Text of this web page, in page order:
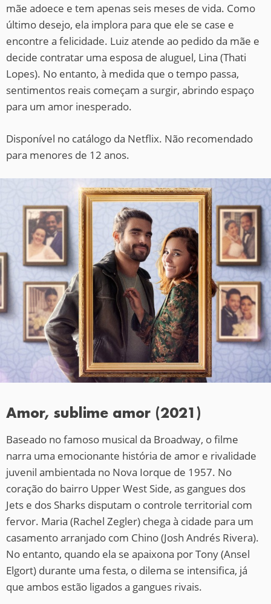
mãe adoece e tem apenas seis meses de vida. Como
último desejo, ela implora para que ele se case e
encontre a felicidade. Luiz atende ao pedido da mãe e
decide contratar uma esposa de aluguel, Lina (Thati
Lopes). No entanto, à medida que o tempo passa,
sentimentos reais começam a surgir, abrindo espaço
para um amor inesperado.
Disponível no catálogo da Netflix. Não recomendado
para menores de 12 anos.
Amor, sublime amor (2021)
Baseado no famoso musical da Broadway, o filme
narra uma emocionante história de amor e rivalidade
juvenil ambientada no Nova Iorque de 1957. No
coração do bairro Upper West Side, as gangues dos
Jets e dos Sharks disputam o controle territorial com
fervor. Maria (Rachel Zegler) chega à cidade para um
casamento arranjado com Chino (Josh Andrés Rivera).
No entanto, quando ela se apaixona por Tony (Ansel
Elgort) durante uma festa, o dilema se intensifica, já
que ambos estão ligados a gangues rivais.